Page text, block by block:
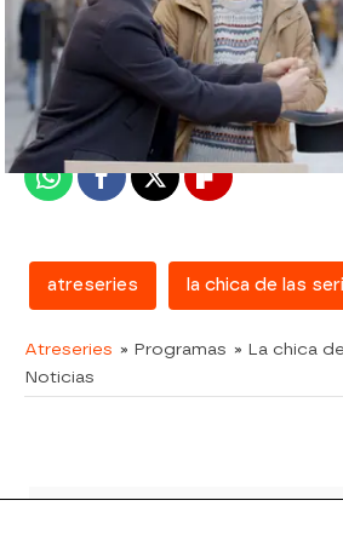
atreseries
Madrid
Publicado: 23 de marzo de 2018,
WhatsappFacebook
X Flipboard
atreseries la chica de las
Atreseries » Programas » La chica
Noticias